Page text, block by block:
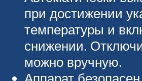
при достижении
температуры и
снижении.
можно вручную.